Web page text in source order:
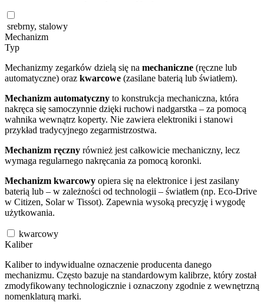
srebrny, stalowy
Mechanizm
Typ
Mechanizmy zegarków dzielą się na mechaniczne (ręczne lub
automatyczne) oraz kwarcowe (zasilane baterią lub światłem).
Mechanizm automatyczny to konstrukcja mechaniczna, która
nakręca się samoczynnie dzięki ruchowi nadgarstka – za pomocą
wahnika wewnątrz koperty. Nie zawiera elektroniki i stanowi
przykład tradycyjnego zegarmistrzostwa.
Mechanizm ręczny również jest całkowicie mechaniczny, lecz
wymaga regularnego nakręcania za pomocą koronki.
Mechanizm kwarcowy opiera się na elektronice i jest zasilany
baterią lub – w zależności od technologii – światłem (np. Eco-Drive
w Citizen, Solar w Tissot). Zapewnia wysoką precyzję i wygodę
użytkowania.
kwarcowy
Kaliber
Kaliber to indywidualne oznaczenie producenta danego
mechanizmu. Często bazuje na standardowym kalibrze, który został
zmodyfikowany technologicznie i oznaczony zgodnie z wewnętrzną
nomenklaturą marki.